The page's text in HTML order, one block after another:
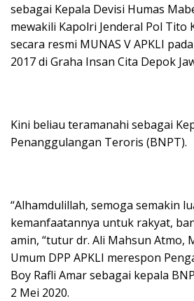
sebagai Kepala Devisi Humas
mewakili Kapolri Jenderal Pol Tito
secara resmi MUNAS V APKLI
2017 di Graha Insan Cita Depok
Kini beliau teramanahi sebagai
Penanggulangan Teroris (BNPT).
“Alhamdulillah, semoga semakin
kemanfaatannya untuk rakyat,
amin, “tutur dr. Ali Mahsun Atmo,
Umum DPP APKLI merespon
Boy Rafli Amar sebagai kepala
2 Mei 2020.